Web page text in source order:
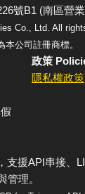
號B1 (南區營
Co., Ltd. All
本公司註冊商標。
政策
隱私權政策
支援API串接、
管理。